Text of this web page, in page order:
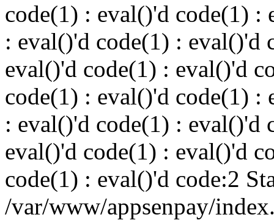
code(1) : eval()'d code(1) :
: eval()'d code(1) : eval()'d
eval()'d code(1) : eval()'d
code(1) : eval()'d code(1) :
: eval()'d code(1) : eval()'d
eval()'d code(1) : eval()'d
code(1) : eval()'d code:2
/var/www/appsenpay/